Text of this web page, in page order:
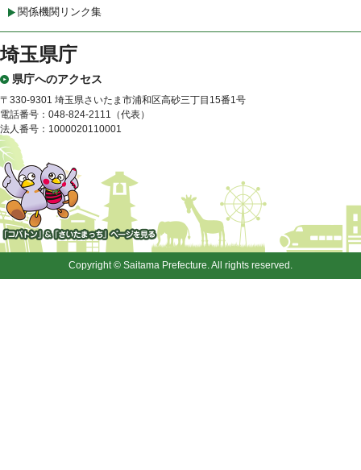
関係機関リンク集
埼玉県庁
県庁へのアクセス
〒330-9301 埼玉県さいたま市浦和区高砂三丁目15番1号
電話番号：048-824-2111（代表）
法人番号：1000020110001
「コバトン」&「さいたまっ
Copyright © Saitama Prefecture. All rights reserved.